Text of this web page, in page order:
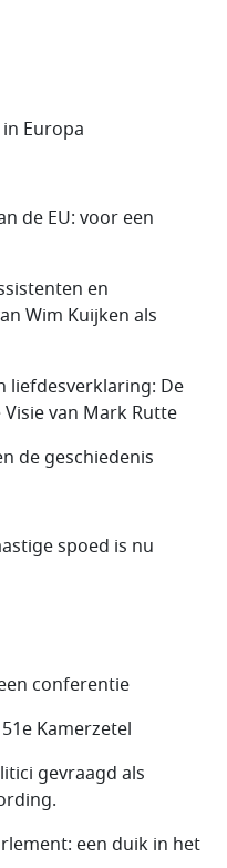
Europa
de EU: voor een
en
Wim Kuijken als
liefdesverklaring: De
van Mark Rutte
de geschiedenis
spoed is nu
conferentie
Kamerzetel
gevraagd als
een duik in het